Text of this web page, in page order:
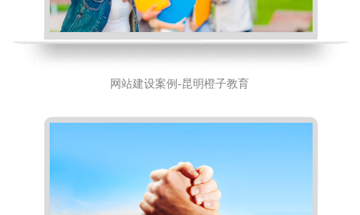
网站建设案例-昆明橙子教育